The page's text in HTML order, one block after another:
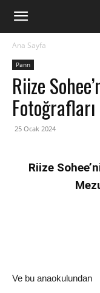
Ana Sayfa
Pann
Riize
Fotoğrafları
25 Ocak 2024
Riize
Ve bu anaokulundan